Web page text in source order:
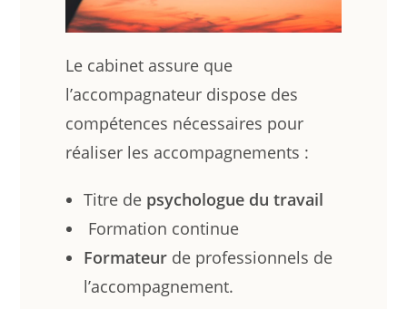
Le cabinet assure que
l’accompagnateur dispose des
compétences nécessaires pour
réaliser les accompagnements :
Titre de psychologue du travail
Formation continue
Formateur de professionnels de
l’accompagnement.